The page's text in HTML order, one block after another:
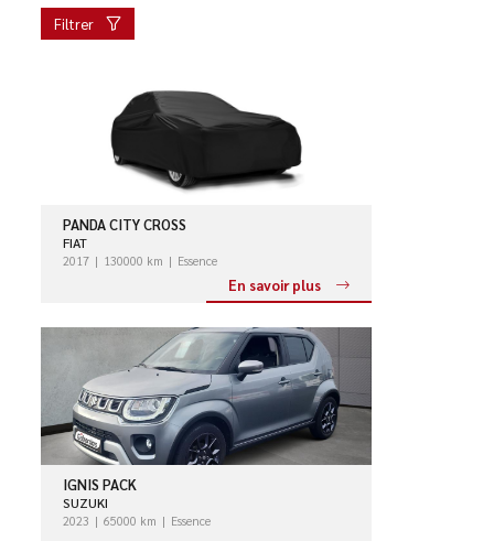
Filtrer
PANDA CITY CROSS
FIAT
2017 130000 km Essence
En savoir plus
IGNIS PACK
SUZUKI
2023 65000 km Essence